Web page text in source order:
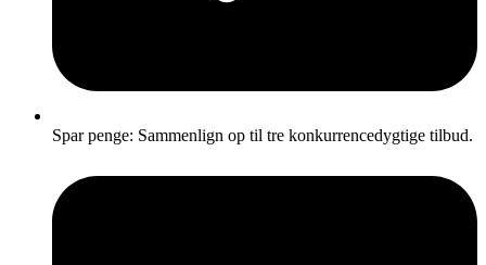
Spar penge: Sammenlign op til tre konkurrencedygtige tilbud.